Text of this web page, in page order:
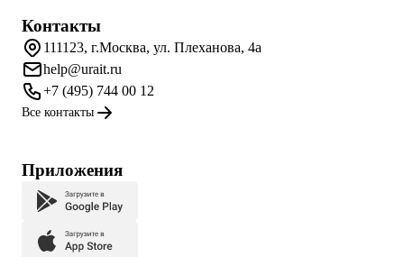
Контакты
111123, г.Москва, ул. Плеханова, 4а
help@urait.ru
+7 (495) 744 00 12
Все контакты
Приложения